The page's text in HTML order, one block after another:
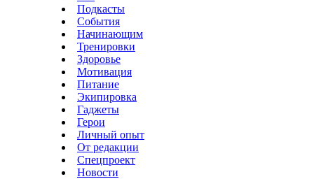
Подкасты
События
Начинающим
Тренировки
Здоровье
Мотивация
Питание
Экипировка
Гаджеты
Герои
Личный опыт
От редакции
Спецпроект
Новости